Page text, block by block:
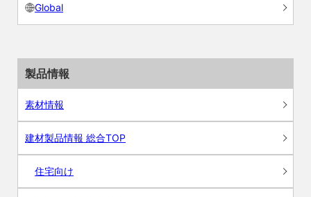
Global
製品情報
素材情報
建材製品情報 総合TOP
住宅向け